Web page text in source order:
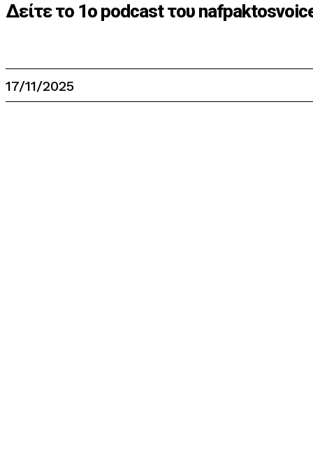
Δείτε το 1ο podcast του
17/11/2025